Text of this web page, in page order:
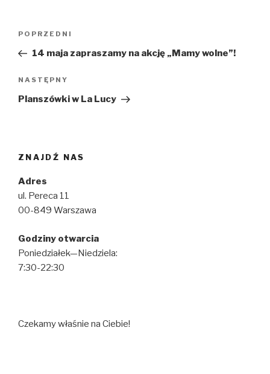
Poprzedni
wpis
POPRZEDNI
14 maja zapraszamy na akcję „Mamy wolne”!
Następny
wpis
NASTĘPNY
Planszówki w La Lucy
ZNAJDŹ NAS
Adres
ul. Pereca 11
00-849 Warszawa
Godziny otwarcia
Poniedziałek—Niedziela:
7:30-22:30
Czekamy właśnie na Ciebie!